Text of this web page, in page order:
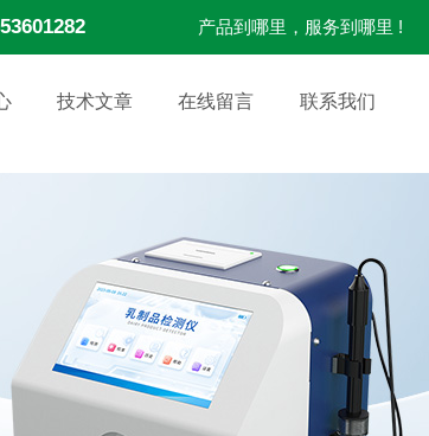
产品到哪里，服务到哪里 !
技术文章 在线留言 联系我们